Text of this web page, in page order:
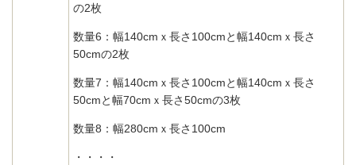
の2枚
数量6：幅140cmｘ長さ100cmと幅140cmｘ長さ
50cmの2枚
数量7：幅140cmｘ長さ100cmと幅140cmｘ長さ
50cmと幅70cmｘ長さ50cmの3枚
数量8：幅280cmｘ長さ100cm
・・・・